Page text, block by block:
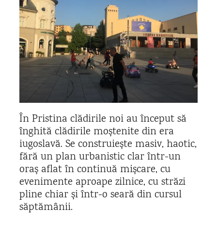
În Pristina clădirile noi au început să
înghită clădirile moștenite din era
iugoslavă. Se construiește masiv, haotic,
fără un plan urbanistic clar într-un
oraș aflat în continuă mișcare, cu
evenimente aproape zilnice, cu străzi
pline chiar și într-o seară din cursul
săptămânii.